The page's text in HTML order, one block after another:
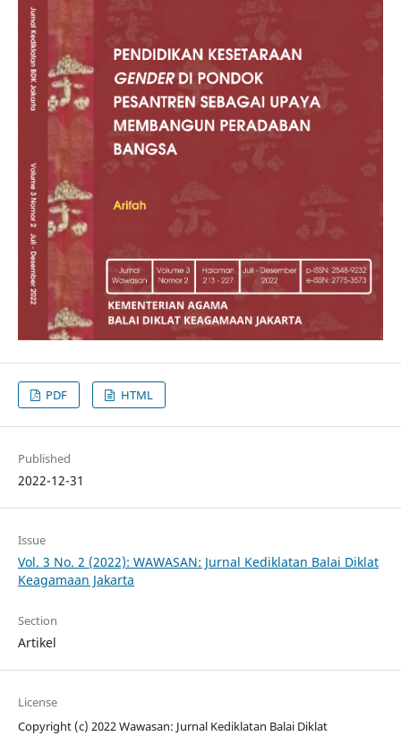
PDF HTML
Published
2022-12-31
Issue
Vol. 3 No. 2 (2022): WAWASAN: Jurnal Kediklatan Balai Diklat
Keagamaan Jakarta
Section
Artikel
License
Copyright (c) 2022 Wawasan: Jurnal Kediklatan Balai Diklat